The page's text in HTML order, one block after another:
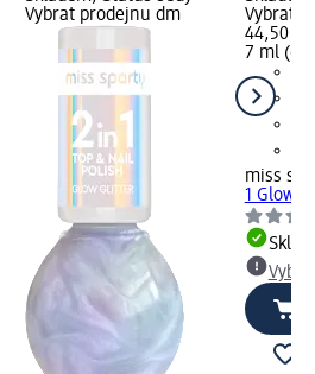
Vybrat prodejnu dm
Vybrat
44,50 Kč
7 ml
miss
1 Glow